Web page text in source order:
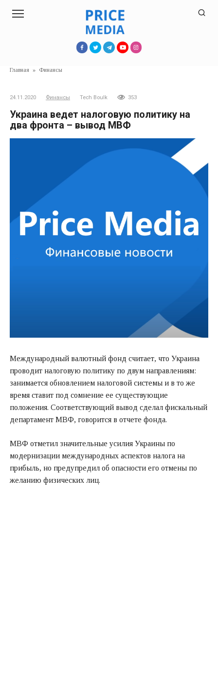
Главная » Финансы
24.11.2020 Финансы Tech Boulk 353
Украина ведет налоговую политику на
два фронта – вывод МВФ
Международный валютный фонд считает, что Украина
проводит налоговую политику по двум направлениям:
занимается обновлением налоговой системы и в то же
время ставит под сомнение ее существующие
положения. Соответствующий вывод сделал фискальный
департамент МВФ, говорится в отчете фонда.
МВФ отметил значительные усилия Украины по
модернизации международных аспектов налога на
прибыль, но предупредил об опасности его отмены по
желанию физических лиц.